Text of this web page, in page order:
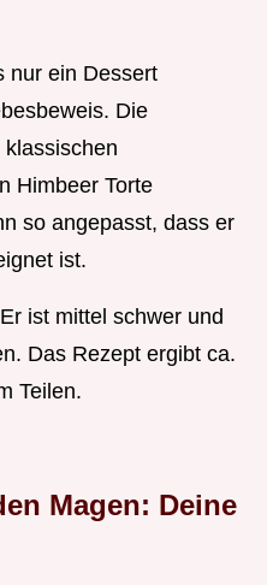
nur ein Dessert
Die
Himbeer Torte
so angepasst, dass er
ist.
ist mittel schwer und
Das Rezept ergibt ca.
Teilen.
Magen: Deine